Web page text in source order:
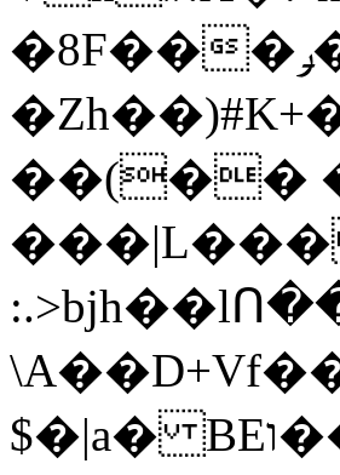
�8F���ݛ��*\��U��S
��(��
���|L���
$�|a� BEו��w�{���;���q�X��d%�������W� hU�(�1�Ū}9�S�F<��i�L3�;�